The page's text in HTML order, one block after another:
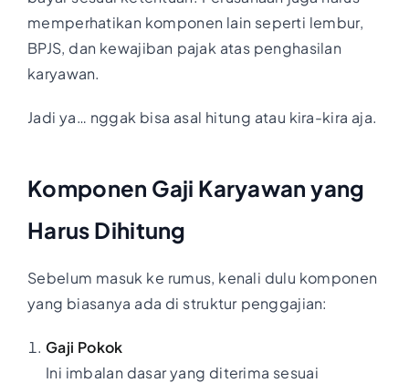
memperhatikan komponen lain seperti lembur,
BPJS, dan kewajiban pajak atas penghasilan
karyawan.
Jadi ya… nggak bisa asal hitung atau kira-kira aja.
Komponen Gaji Karyawan yang
Harus Dihitung
Sebelum masuk ke rumus, kenali dulu komponen
yang biasanya ada di struktur penggajian:
Gaji Pokok
Ini imbalan dasar yang diterima sesuai